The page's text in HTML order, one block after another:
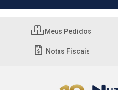
Meus Pedidos
Notas Fiscais